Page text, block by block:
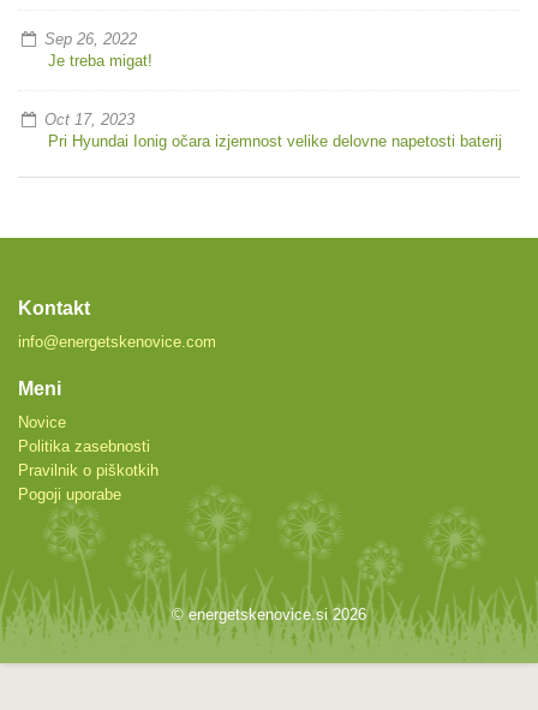
Sep 26, 2022
Je treba migat!
Oct 17, 2023
Pri Hyundai Ionig očara izjemnost velike delovne napetosti baterij
Kontakt
info@energetskenovice.com
Meni
Novice
Politika zasebnosti
Pravilnik o piškotkih
Pogoji uporabe
© energetskenovice.si 2026